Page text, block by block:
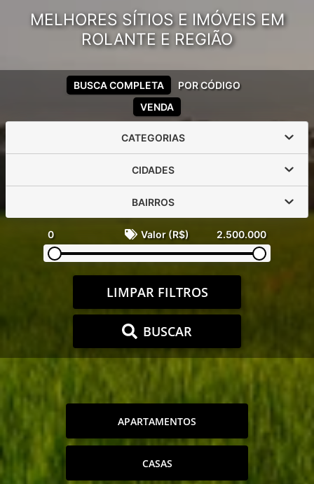
MELHORES SÍTIOS E IMÓVEIS EM
ROLANTE E REGIÃO
VENDA
BUSCA COMPLETA POR CÓDIGO
CATEGORIAS
CIDADES
BAIRROS
0 Valor (R$) 2.500.000
LIMPAR FILTROS
BUSCAR
APARTAMENTOS
CASAS